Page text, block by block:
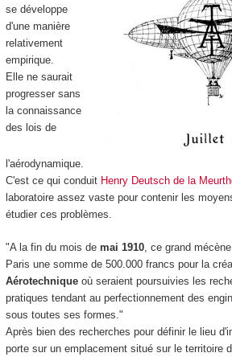
se développe
d'une manière
relativement
empirique.
Elle ne saurait
progresser sans
la connaissance
des lois de
l'aérodynamique.
C'est ce qui conduit Henry Deutsch de la
laboratoire assez vaste pour contenir les
étudier ces problèmes.
"A la fin du mois de mai 1910, ce grand
Paris une somme de 500.000 francs pour la
Aérotechniqueoù seraient poursuivies les
pratiques tendant au perfectionnement des
sous toutes ses formes."
Après bien des recherches pour définir le lieu
porte sur un emplacement situé sur le territoire